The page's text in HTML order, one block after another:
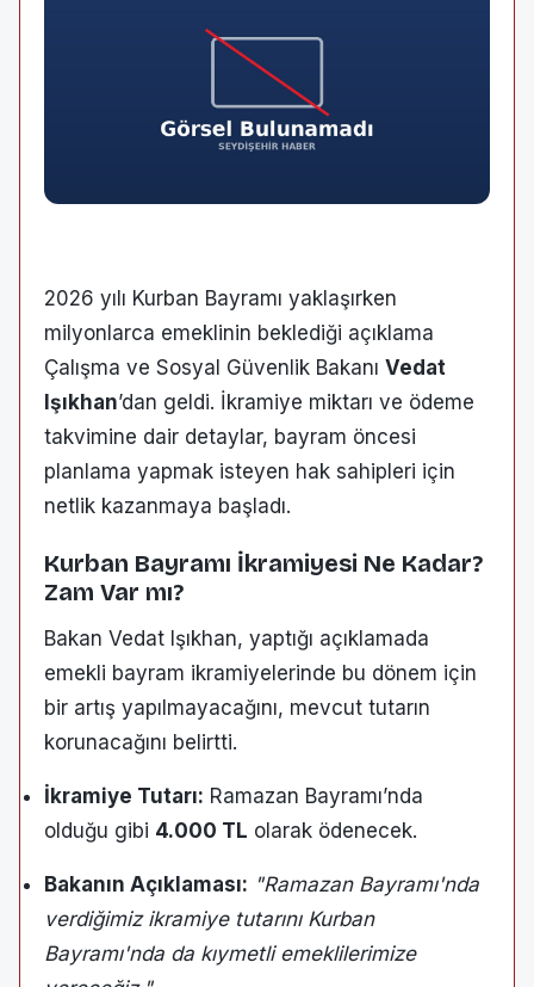
2026 yılı Kurban Bayramı yaklaşırken
milyonlarca emeklinin beklediği açıklama
Çalışma ve Sosyal Güvenlik Bakanı Vedat
Işıkhan’dan geldi. İkramiye miktarı ve ödeme
takvimine dair detaylar, bayram öncesi
planlama yapmak isteyen hak sahipleri için
netlik kazanmaya başladı.
Kurban Bayramı İkramiyesi Ne Kadar?
Zam Var mı?
Bakan Vedat Işıkhan, yaptığı açıklamada
emekli bayram ikramiyelerinde bu dönem için
bir artış yapılmayacağını, mevcut tutarın
korunacağını belirtti.
İkramiye Tutarı: Ramazan Bayramı’nda
olduğu gibi 4.000 TL olarak ödenecek.
Bakanın Açıklaması: "Ramazan Bayramı'nda
verdiğimiz ikramiye tutarını Kurban
Bayramı'nda da kıymetli emeklilerimize